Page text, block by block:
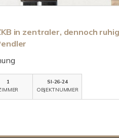
in zentraler, dennoch
1
SI-26-24
OBJEKTNUMMER